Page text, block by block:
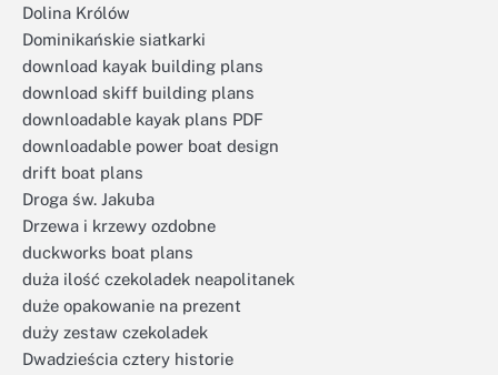
Dolina Królów
Dominikańskie siatkarki
download kayak building plans
download skiff building plans
downloadable kayak plans PDF
downloadable power boat design
drift boat plans
Droga św. Jakuba
Drzewa i krzewy ozdobne
duckworks boat plans
duża ilość czekoladek neapolitanek
duże opakowanie na prezent
duży zestaw czekoladek
Dwadzieścia cztery historie